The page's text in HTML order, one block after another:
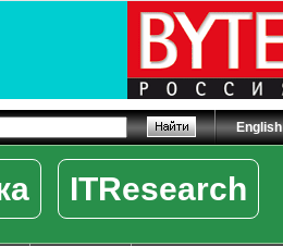
English
ITResearch